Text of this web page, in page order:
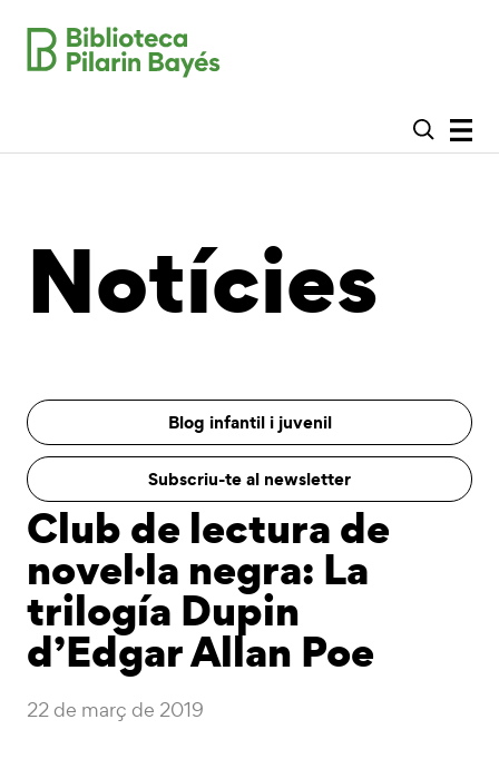
Notícies
Blog infantil i juvenil
Subscriu-te al newsletter
Club de lectura de
novel·la negra: La
trilogía Dupin
d’Edgar Allan Poe
22 de març de 2019